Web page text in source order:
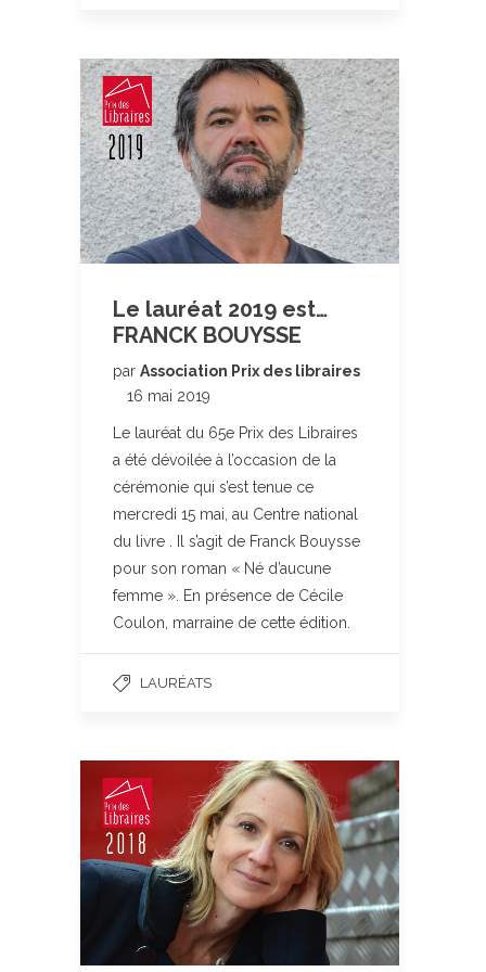
Le lauréat 2019 est…
FRANCK BOUYSSE
par Association Prix des libraires
16 mai 2019
Le lauréat du 65e Prix des Libraires
a été dévoilée à l’occasion de la
cérémonie qui s’est tenue ce
mercredi 15 mai, au Centre national
du livre . Il s’agit de Franck Bouysse
pour son roman « Né d’aucune
femme ». En présence de Cécile
Coulon, marraine de cette édition.
LAURÉATS